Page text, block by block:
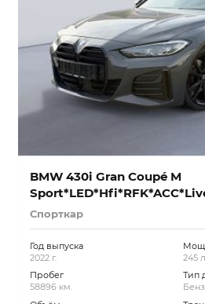
BMW 430i Gran Coupé M
Спорткар
Год выпуска
2022 г.
Пробег
58896 км.
245
Тип